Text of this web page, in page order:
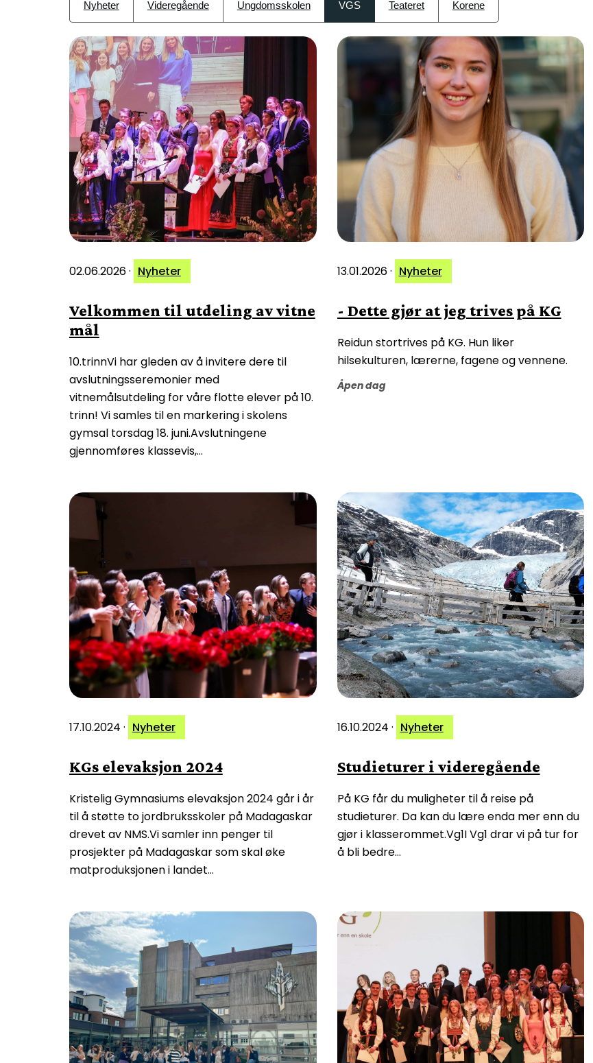
Nyheter Videregående Ungdomsskolen VGS Teateret Korene
02.06.2026· Nyheter
Velkommen til utdeling av vitne
mål
10.trinnVi har gleden av å invitere dere til
avslutningsseremonier med
vitnemålsutdeling for våre flotte elever på 10.
trinn! Vi samles til en markering i skolens
gymsal torsdag 18. juni.Avslutningene
gjennomføres klassevis,…
13.01.2026· Nyheter
- Dette gjør at jeg trives på KG
Reidun stortrives på KG. Hun liker
hilsekulturen, lærerne, fagene og vennene.
Åpen dag
17.10.2024 · Nyheter
KGs elevaksjon 2024
Kristelig Gymnasiums elevaksjon 2024 går i år
til å støtte to jordbruksskoler på Madagaskar
drevet av NMS.Vi samler inn penger til
prosjekter på Madagaskar som skal øke
matproduksjonen i landet…
16.10.2024 · Nyheter
Studieturer i videregående
På KG får du muligheter til å reise på
studieturer. Da kan du lære enda mer enn du
gjør i klasserommet.Vg1I Vg1 drar vi på tur for
å bli bedre…